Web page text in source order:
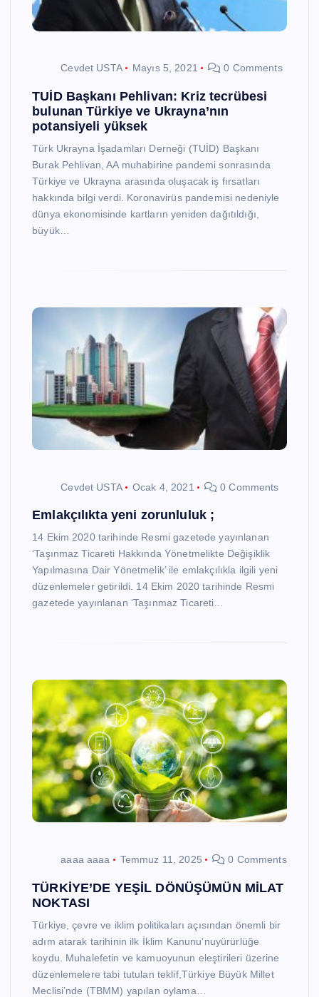
Cevdet USTA Mayıs 5, 2021 0 Comments
TUİD Başkanı Pehlivan: Kriz tecrübesi
bulunan Türkiye ve Ukrayna’nın
potansiyeli yüksek
Türk Ukrayna İşadamları Derneği (TUİD) Başkanı
Burak Pehlivan, AA muhabirine pandemi sonrasında
Türkiye ve Ukrayna arasında oluşacak iş fırsatları
hakkında bilgi verdi. Koronavirüs pandemisi nedeniyle
dünya ekonomisinde kartların yeniden dağıtıldığı,
büyük…
Cevdet USTA Ocak 4, 2021 0 Comments
Emlakçılıkta yeni zorunluluk ;
14 Ekim 2020 tarihinde Resmi gazetede yayınlanan
‘Taşınmaz Ticareti Hakkında Yönetmelikte Değişiklik
Yapılmasına Dair Yönetmelik’ ile emlakçılıkla ilgili yeni
düzenlemeler getirildi. 14 Ekim 2020 tarihinde Resmi
gazetede yayınlanan ‘Taşınmaz Ticareti…
aaaa aaaa Temmuz 11, 2025 0 Comments
TÜRKİYE’DE YEŞİL DÖNÜŞÜMÜN MİLAT
NOKTASI
Türkiye, çevre ve iklim politikaları açısından önemli bir
adım atarak tarihinin ilk İklim Kanunu’nuyürürlüğe
koydu. Muhalefetin ve kamuoyunun eleştirileri üzerine
düzenlemelere tabi tutulan teklif,Türkiye Büyük Millet
Meclisi’nde (TBMM) yapılan oylama…